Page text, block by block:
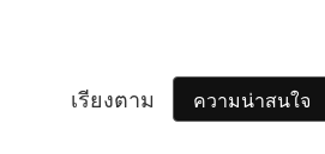
เรียงตาม